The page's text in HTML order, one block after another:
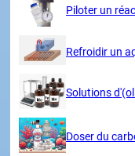
Piloter un
Refroidir un
Solutions
Doser du